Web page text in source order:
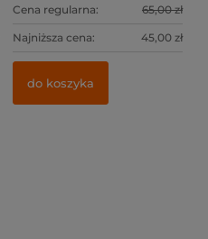
Cena regularna: 65,00 zł
Najniższa cena: 45,00 zł
do koszyka